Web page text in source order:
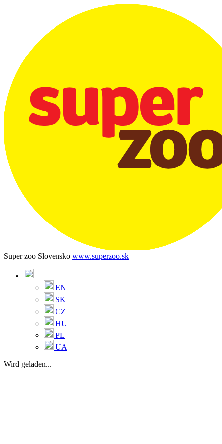
Super zoo Slovensko www.superzoo.sk
EN
SK
CZ
HU
PL
UA
Wird geladen...